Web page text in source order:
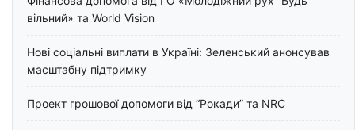
вільний» та World Vision
Нові соціальні виплати в Україні: Зеленський анонсував
масштабну підтримку
Проект грошової допомоги від “Рокади” та NRC